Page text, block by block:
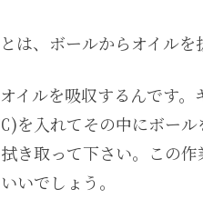
とは、ボールからオイル
イルを吸収するんです
入れてその中にボール
き取って下さい。この
いでしょう。